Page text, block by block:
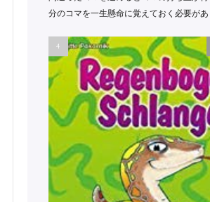
分のコマを一生懸命に覚えておく必要が